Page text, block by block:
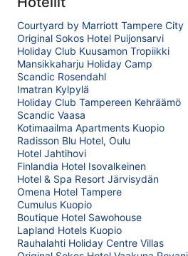
Courtyard by Marriott Tampere City
Original Sokos Hotel Puijonsarvi
Holiday Club Kuusamon Tropiikki
Mansikkaharju Holiday Camp
Scandic Rosendahl
Imatran Kylpylä
Holiday Club Tampereen Kehräämö
Scandic Vaasa
Kotimaailma Apartments Kuopio
Radisson Blu Hotel, Oulu
Hotel Jahtihovi
Finlandia Hotel Isovalkeinen
Hotel & Spa Resort Järvisydän
Omena Hotel Tampere
Cumulus Kuopio
Boutique Hotel Sawohouse
Lapland Hotels Kuopio
Rauhalahti Holiday Centre Villas